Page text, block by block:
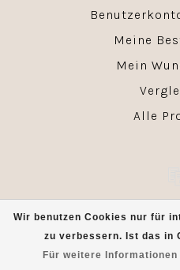
Wir benutzen Cookies nur für
zu verbessern. Ist das in
Für weitere
Meine
Mein
Alle
© Copyright 2026 -